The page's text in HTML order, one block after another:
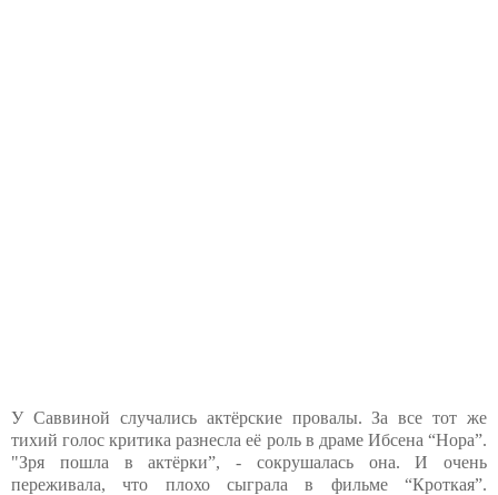
У Саввиной случались актёрские провалы. За все тот же
тихий голос критика разнесла её роль в драме Ибсена “Нора”.
"Зря пошла в актёрки”, - сокрушалась она. И очень
переживала, что плохо сыграла в фильме “Кроткая”.